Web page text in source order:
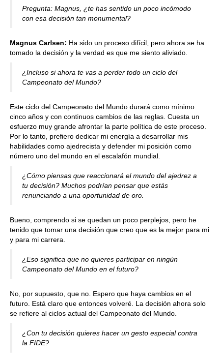
Pregunta: Magnus, ¿te has sentido un poco incómodo
con esa decisión tan monumental?
Magnus Carlsen: Ha sido un proceso difícil, pero ahora se ha
tomado la decisión y la verdad es que me siento aliviado.
¿Incluso si ahora te vas a perder todo un ciclo del
Campeonato del Mundo?
Este ciclo del Campeonato del Mundo durará como mínimo
cinco años y con continuos cambios de las reglas. Cuesta un
esfuerzo muy grande afrontar la parte política de este proceso.
Por lo tanto, prefiero dedicar mi energía a desarrollar mis
habilidades como ajedrecista y defender mi posición como
número uno del mundo en el escalafón mundial.
¿Cómo piensas que reaccionará el mundo del ajedrez a
tu decisión? Muchos podrían pensar que estás
renunciando a una oportunidad de oro.
Bueno, comprendo si se quedan un poco perplejos, pero he
tenido que tomar una decisión que creo que es la mejor para mi
y para mi carrera.
¿Eso significa que no quieres participar en ningún
Campeonato del Mundo en el futuro?
No, por supuesto, que no. Espero que haya cambios en el
futuro. Está claro que entonces volveré. La decisión ahora solo
se refiere al ciclos actual del Campeonato del Mundo.
¿Con tu decisión quieres hacer un gesto especial contra
la FIDE?